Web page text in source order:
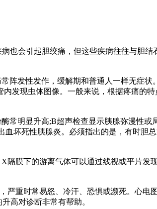
会引起胆绞痛，但这些疾病往往与胆结
发性发作，缓解期和普通人一样无症状
发现虫体图像。一般来说，根据疼痛的特
明显升高;B超声检查显示胰腺弥漫性或
坏死性胰腺炎。必须指出的是，有时胆
膜下的游离气体可以通过线视或平片发
重时常易怒、冷汗、恐惧或濒死。心电
高对诊断非常有帮助。